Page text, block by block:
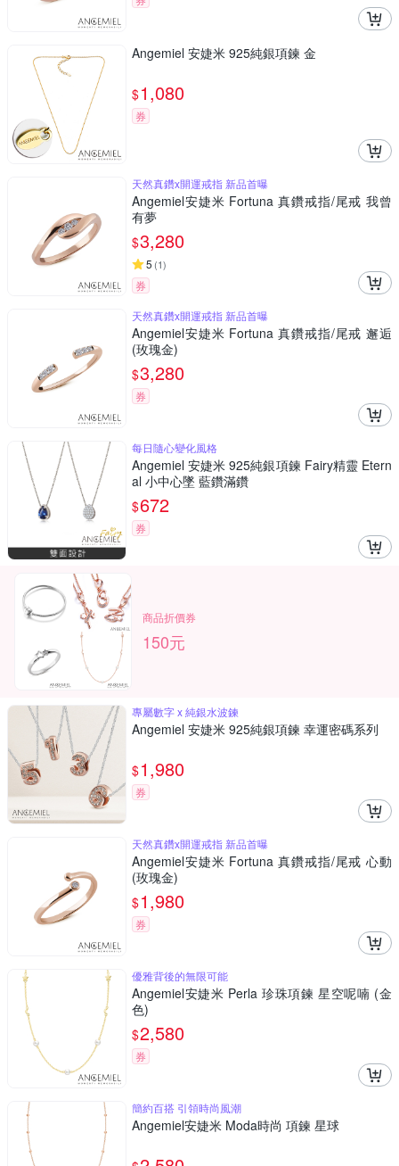
Angemiel 安婕米 925純銀項鍊 金
$1,080
券
天然真鑽x開運戒指 新品首曝
Angemiel安婕米 Fortuna 真鑽戒指/尾戒 我曾
有夢
$3,280
5 (1)
券
天然真鑽x開運戒指 新品首曝
Angemiel安婕米 Fortuna 真鑽戒指/尾戒 邂逅
(玫瑰金)
$3,280
券
每日隨心變化風格
Angemiel 安婕米 925純銀項鍊 Fairy精靈 Etern
al 小中心墜 藍鑽滿鑽
$672
券
商品折價券
150元
專屬數字 x 純銀水波鍊
Angemiel 安婕米 925純銀項鍊 幸運密碼系列
$1,980
券
天然真鑽x開運戒指 新品首曝
Angemiel安婕米 Fortuna 真鑽戒指/尾戒 心動
(玫瑰金)
$1,980
券
優雅背後的無限可能
Angemiel安婕米 Perla 珍珠項鍊 星空呢喃 (金
色)
$2,580
券
簡約百搭 引領時尚風潮
Angemiel安婕米 Moda時尚 項鍊 星球